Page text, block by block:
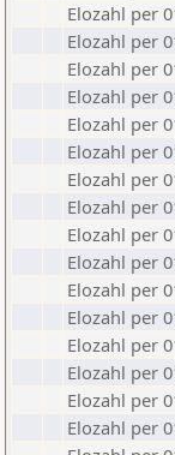
Elozahl per
Elozahl per
Elozahl per
Elozahl per
Elozahl per
Elozahl per
Elozahl per
Elozahl per
Elozahl per
Elozahl per
Elozahl per
Elozahl per
Elozahl per
Elozahl per
Elozahl per
Elozahl per